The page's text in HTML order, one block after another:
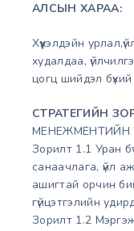
АЛСЫН ХАРАА:
Хүүхэлдэйн
худалдаа,
цогц шийдэл
СТРАТЕГИЙН
МЕНЕЖМЕНТИЙН
Зорилт 1.1 Уран
санаачлага, үйл
ашигтай орчин
гүйцэтгэлийн
Зорилт 1.2